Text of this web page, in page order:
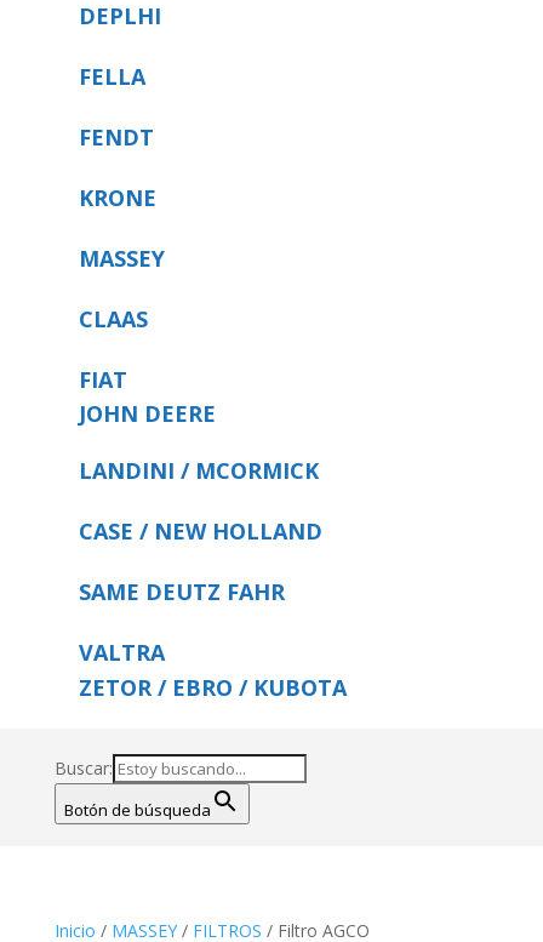
DEPLHI
FELLA
FENDT
KRONE
MASSEY
CLAAS
FIAT
JOHN DEERE
LANDINI / MCORMICK
CASE / NEW HOLLAND
SAME DEUTZ FAHR
VALTRA
ZETOR / EBRO / KUBOTA
Buscar:
Botón de búsqueda
Inicio / MASSEY/ FILTROS / Filtro AGCO